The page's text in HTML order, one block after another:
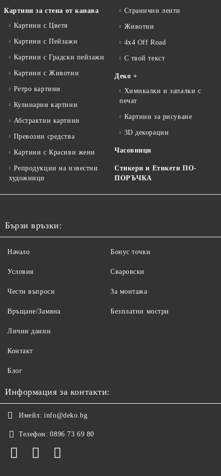
Картини за стена от канава
Картини с Цветя
Картини с Пейзажи
Картини с Градски пейзажи
Картини с Животни
Ретро картини
Кулинарни картини
Абстрактни картини
Превозни средства
Картини с Красиви жени
Репродукции на известни
художници
Странични ленти
Животни
4x4 Off Road
С твой текст
Деко +
Химикалки и запалки с
печат
Картини за рисуване
3D декорации
Часовници
Стикери и Етикети ПО-
ПОРЪЧКА
Бързи връзки:
Начало
Условия
Чести въпроси
Връщане/Замяна
Бонус точки
Сваровски
За монтажа
Безплатни мостри
Лични данни
Контакт
Блог
Информация за контакти:
Имейл: info@deko.bg
Телефон: 0896 73 69 80